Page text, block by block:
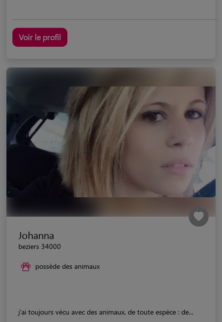
Voir le profil
Johanna
beziers 34000
possède des animaux
j'ai toujours vécu avec des animaux, de toute espèce : de...